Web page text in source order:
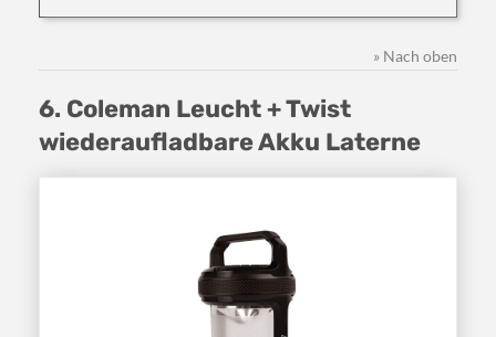
» Nach oben
6. Coleman Leucht + Twist
wiederaufladbare Akku Laterne